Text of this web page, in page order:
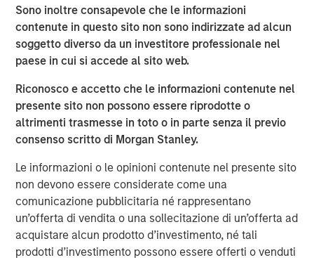
Sono inoltre consapevole che le informazioni
contenute in questo sito non sono indirizzate ad alcun
soggetto diverso da un investitore professionale nel
paese in cui si accede al sito web.
Riconosco e accetto che le informazioni contenute nel
presente sito non possono essere riprodotte o
altrimenti trasmesse in toto o in parte senza il previo
consenso scritto di Morgan Stanley.
Le informazioni o le opinioni contenute nel presente sito
non devono essere considerate come una
comunicazione pubblicitaria né rappresentano
un’offerta di vendita o una sollecitazione di un’offerta ad
acquistare alcun prodotto d’investimento, né tali
prodotti d’investimento possono essere offerti o venduti
Lauren Hochfelder on The Alts Report
ALTS IN FOCUS
Real Estate Outlook with Lauren Hochfelder
The Author
Lauren Hochfelder